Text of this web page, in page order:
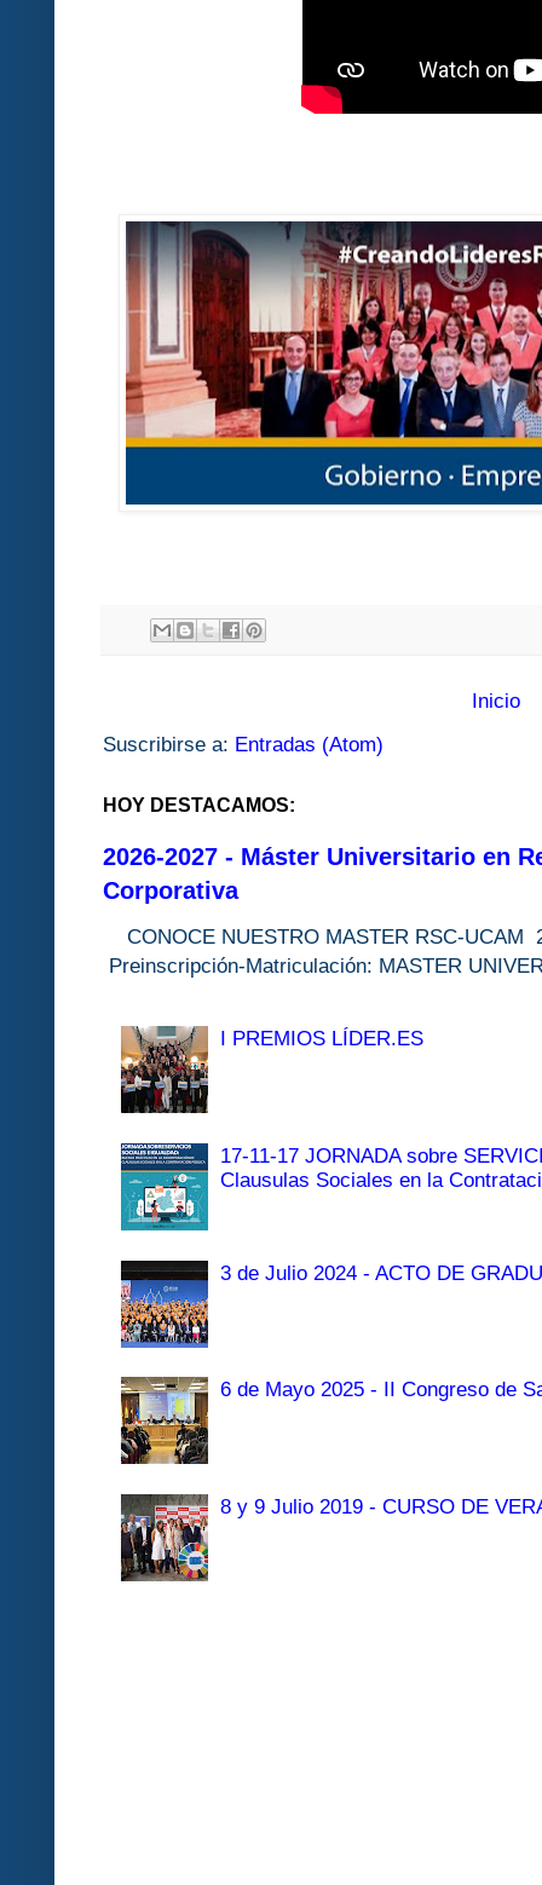
Inicio
Suscribirse a: Entradas (Atom)
HOY DESTACAMOS:
2026-2027 - Máster Universitario en
Corporativa
CONOCE NUESTRO MASTER
Preinscripción-Matriculación: MASTER
I PREMIOS LÍDER.ES
17-11-17 JORNADA sobre
Clausulas Sociales en la
3 de Julio 2024 - ACTO DE
6 de Mayo 2025 - II Congreso de
8 y 9 Julio 2019 - CURSO DE